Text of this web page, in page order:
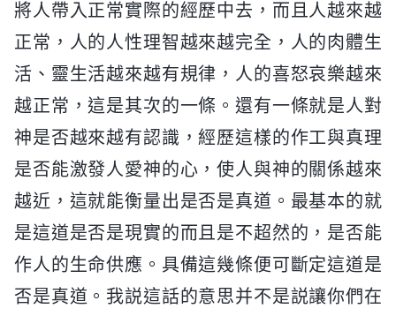
將人帶入正常實際的經歷中去，而且人越來越
正常，人的人性理智越來越完全，人的肉體生
活、靈生活越來越有規律，人的喜怒哀樂越來
越正常，這是其次的一條。還有一條就是人對
神是否越來越有認識，經歷這樣的作工與真理
是否能激發人愛神的心，使人與神的關係越來
越近，這就能衡量出是否是真道。最基本的就
是這道是否是現實的而且是不超然的，是否能
作人的生命供應。具備這幾條便可斷定這道是
否是真道。我説這話的意思并不是説讓你們在